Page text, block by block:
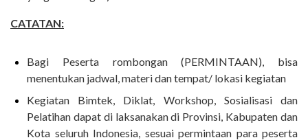
CATATAN:
Bagi Peserta rombongan (PERMINTAAN), bisa
menentukan jadwal, materi dan tempat/ lokasi kegiatan
Kegiatan Bimtek, Diklat, Workshop, Sosialisasi dan
Pelatihan dapat di laksanakan di Provinsi, Kabupaten dan
Kota seluruh Indonesia, sesuai permintaan para peserta